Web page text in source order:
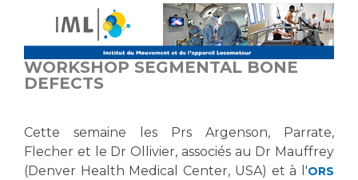
Vous avez une analyse à réaliser
Vous venez en consultation
myaphm, votre espace santé en ligne
Infos COVID-19
Vivre ensemble à l'hôpital
Espace Formation
Étudiants hospitaliers
Emplois techniques et médico-techniques
Emplois divers
Statuts
Stages paramédicaux
WORKSHOP SEGMENTAL BONE
DEFECTS
Cette semaine les Prs Argenson, Parrate,
Flecher et le Dr Ollivier, associés au Dr Mauffrey
(Denver Health Medical Center, USA) et à l'ORS